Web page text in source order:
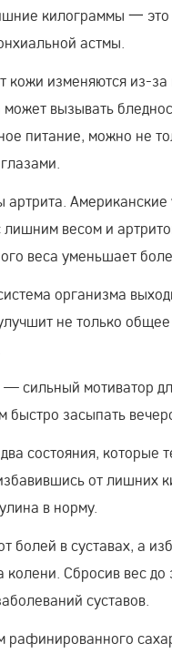
килограммы 一
астмы.
кожи изменяются из-
вызывать
питание, можно не
весом и
веса уменьшает
организма
не только
сильный мотиватор
быстро засыпать
состояния, которые
от лишних
в норму.
болей в суставах, а
колени. Сбросив вес
суставов.